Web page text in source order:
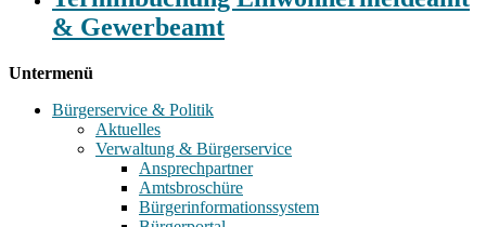
& Gewerbeamt
Untermenü
Bürgerservice & Politik
Aktuelles
Verwaltung & Bürgerservice
Ansprechpartner
Amtsbroschüre
Bürgerinformationssystem